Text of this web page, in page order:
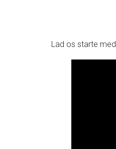
Lad os starte